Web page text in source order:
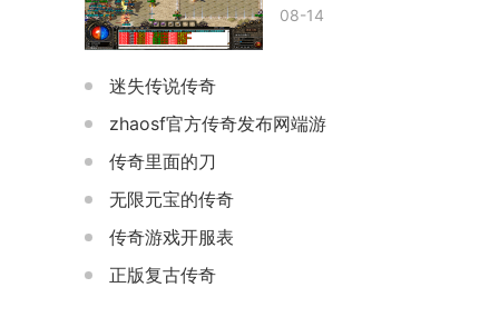
08-14
迷失传说传奇
zhaosf官方传奇发布网端游
传奇里面的刀
无限元宝的传奇
传奇游戏开服表
正版复古传奇